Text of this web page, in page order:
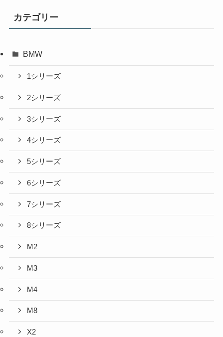
カテゴリー
BMW
1シリーズ
2シリーズ
3シリーズ
4シリーズ
5シリーズ
6シリーズ
7シリーズ
8シリーズ
M2
M3
M4
M8
X2